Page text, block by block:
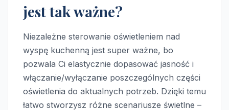
jest tak ważne?
Niezależne sterowanie oświetleniem nad
wyspę kuchenną jest super ważne, bo
pozwala Ci elastycznie dopasować jasność i
włączanie/wyłączanie poszczególnych części
oświetlenia do aktualnych potrzeb. Dzięki temu
łatwo stworzysz różne scenariusze świetlne –